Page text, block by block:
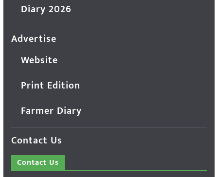
Diary 2026
Advertise
Website
Print Edition
Farmer Diary
Contact Us
Contact Us